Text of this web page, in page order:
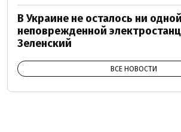
В Украине не осталось ни одной
неповрежденной
Зеленский
ВСЕ НОВОСТИ